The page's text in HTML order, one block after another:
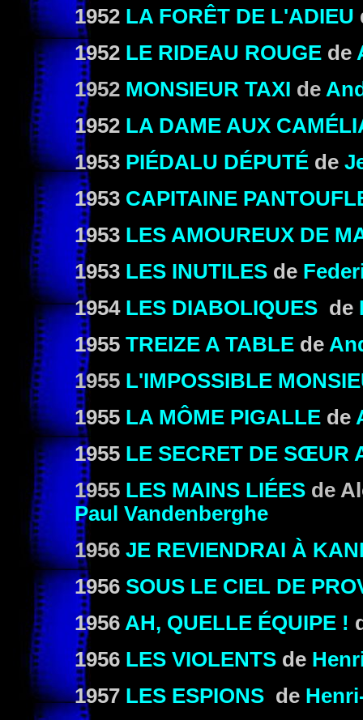
1952 LA FORÊT DE L'ADIEU
1952 LE RIDEAU ROUGE de
1952 MONSIEUR TAXI de
1952 LA DAME AUX
1953 PIÉDALU DÉPUTÉ de
1953 CAPITAINE
1953 LES AMOUREUX DE
1953 LES INUTILES de
1954 LES DIABOLIQUES de
1955 TREIZE A TABLE de
1955 L'IMPOSSIBLE
1955 LA MÔME PIGALLE de
1955 LE SECRET DE SŒUR
1955 LES MAINS LIÉES de
Paul Vandenberghe
1956 JE REVIENDRAI À
1956 SOUS LE CIEL DE
1956 AH, QUELLE ÉQUIPE !
1956 LES VIOLENTS de
1957 LES ESPIONS de